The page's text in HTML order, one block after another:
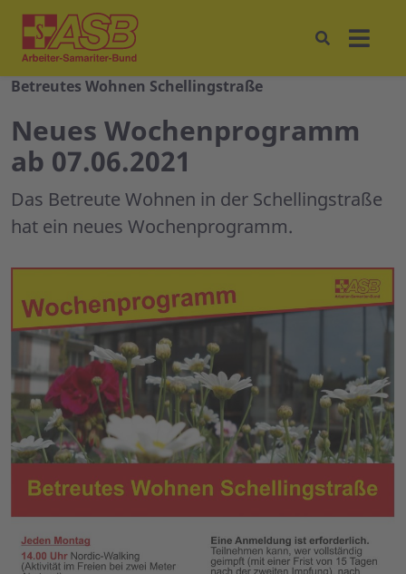
Betreutes Wohnen Schellingstraße
Neues Wochenprogramm
ab 07.06.2021
Das Betreute Wohnen in der Schellingstraße
hat ein neues Wochenprogramm.